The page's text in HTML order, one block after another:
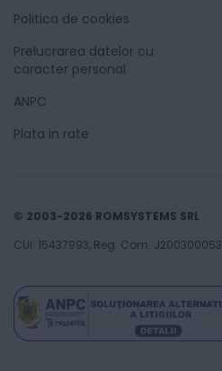
299 Lei
Politica de cookies
Prelucrarea datelor cu
caracter personal
ANPC
Plata in rate
© 2003-2026 ROMSYSTEMS SRL
CUI: 15437993, Reg. Com.